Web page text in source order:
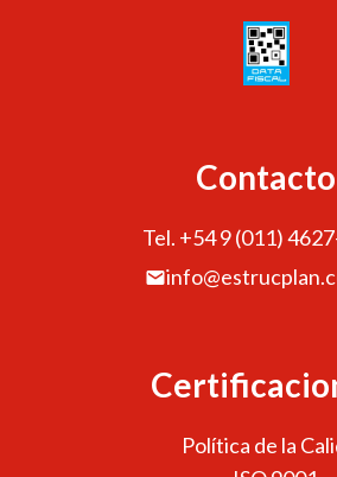
Contacto
Tel. +54 9 (011)
Política de la